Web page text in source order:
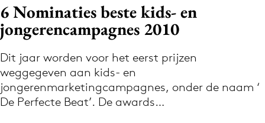
Download de app
Volg het laatste nieuws via de Adformatie
Nieuws app
6 Nominaties beste kids- en
jongerencampagnes 2010
Dit jaar worden voor het eerst prijzen
weggegeven aan kids- en
jongerenmarketingcampagnes, onder de naam ‘
De Perfecte Beat’. De awards…